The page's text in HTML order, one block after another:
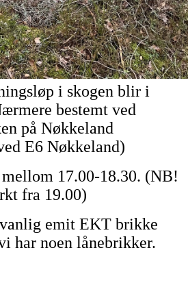
i skogen blir i
bestemt ved
på Nøkkeland
E6 Nøkkeland)
17.00-18.30. (NB!
fra 19.00)
emit EKT brikke
har noen lånebrikker.